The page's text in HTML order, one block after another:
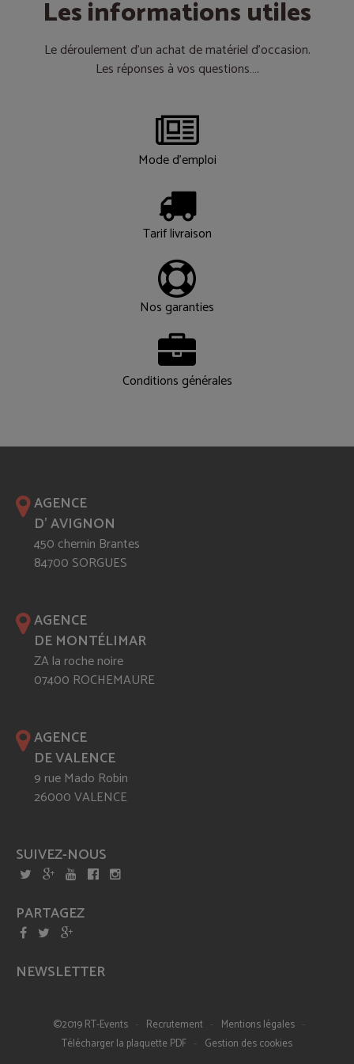
Les informations utiles
Le déroulement d’un achat de matériel d’occasion.
Les réponses à vos questions….
Mode d'emploi
Tarif livraison
Nos garanties
Conditions générales
AGENCE
D' AVIGNON
450 chemin Brantes
84700 SORGUES
AGENCE
DE MONTÉLIMAR
ZA la roche noire
07400 ROCHEMAURE
AGENCE
DE VALENCE
9 rue Mado Robin
26000 VALENCE
SUIVEZ-NOUS
PARTAGEZ
NEWSLETTER
©2019 RT-Events - Recrutement - Mentions légales -
Télécharger la plaquette PDF - Gestion des cookies